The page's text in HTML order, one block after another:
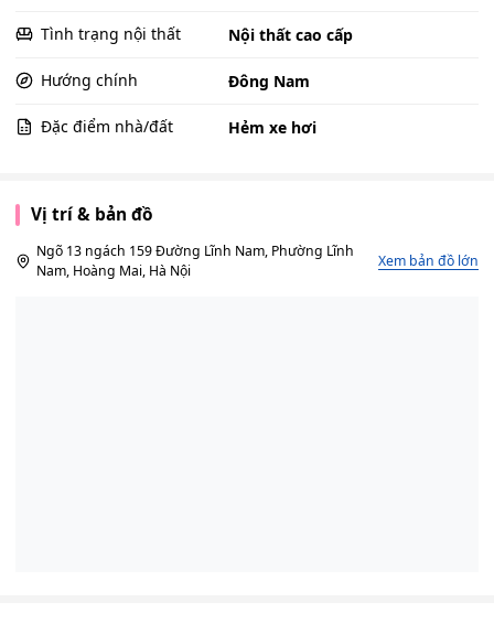
Tình trạng nội thất Nội thất cao cấp
Hướng chính Đông Nam
Đặc điểm nhà/đất Hẻm xe hơi
Vị trí & bản đồ
Ngõ 13 ngách 159 Đường Lĩnh Nam, Phường Lĩnh
Nam, Hoàng Mai, Hà Nội
Xem bản đồ lớn